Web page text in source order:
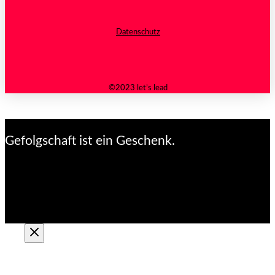
Datenschutz
©2023 let’s lead
Gefolgschaft ist ein Geschenk.